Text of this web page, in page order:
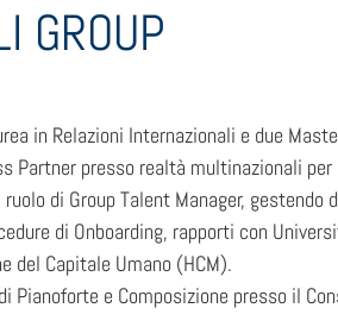
GROUP
in Relazioni Internazionali e due
Partner presso realtà multinazionali
di Group Talent Manager, gestendo
di Onboarding, rapporti con
del Capitale Umano (HCM).
e Composizione presso il